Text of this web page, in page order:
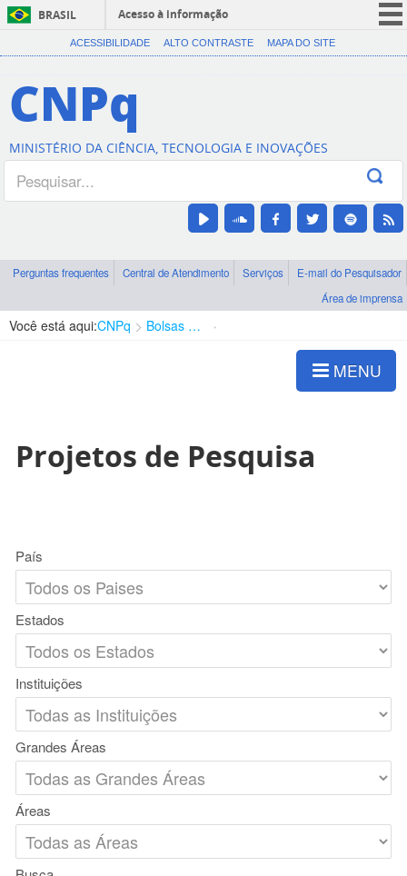
BRASIL
Acesso à informação
CORONAVÍRUS (COVID-19)
Canais
ACESSIBILIDADE ALTO CONTRASTE MAPA DO SITE
CNPq
MINISTÉRIO DA CIÊNCIA, TECNOLOGIA E INOVAÇÕES
Perguntas frequentes Central de Atendimento Serviços
E-mail do Pesquisador
Área de imprensa
Você está aqui:CNPq Bolsas e Auxílios Vigentes
MENU
Projetos de Pesquisa
País
Estados
Instituições
Grandes Áreas
Áreas